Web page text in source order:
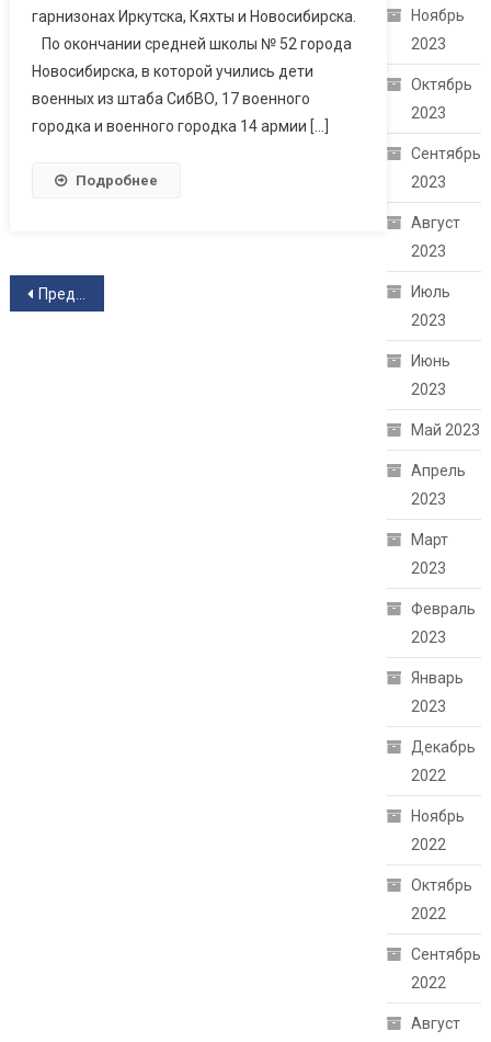
гарнизонах Иркутска, Кяхты и Новосибирска.
По окончании средней школы № 52 города
Новосибирска, в которой учились дети
военных из штаба СибВО, 17 военного
городка и военного городка 14 армии […]
Подробнее
Навигация по записям
Предыдущие записи
Ноябрь
2023
Октябрь
2023
Сентябрь
2023
Август
2023
Июль
2023
Июнь
2023
Май 2023
Апрель
2023
Март
2023
Февраль
2023
Январь
2023
Декабрь
2022
Ноябрь
2022
Октябрь
2022
Сентябрь
2022
Август